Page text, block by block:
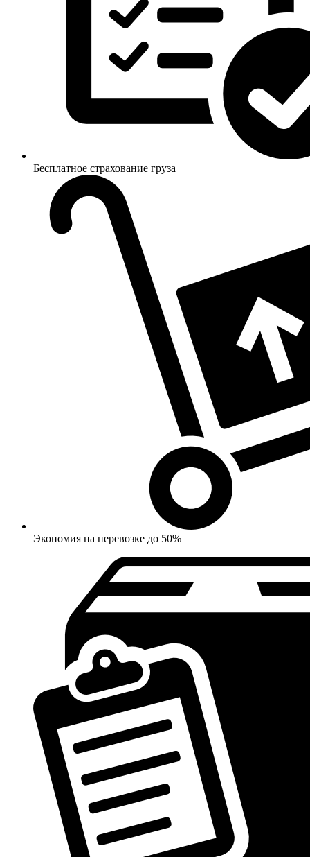
Бесплатное страхование груза
Экономия на перевозке до 50%